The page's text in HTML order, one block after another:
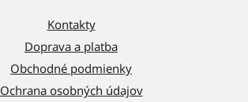
Kontakty
Doprava a platba
Obchodné podmienky
Ochrana osobných údajov